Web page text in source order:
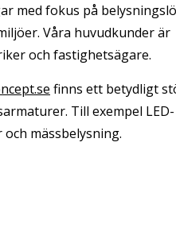
med fokus på
Våra huvudkunder är
och fastighetsägare.
finns ett betydligt
Till exempel LED-
mässbelysning.